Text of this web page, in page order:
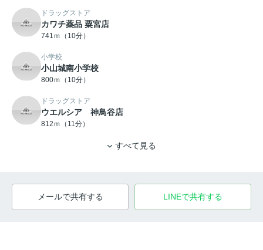
ドラッグストア
カワチ薬品 粟宮店
741ｍ（10分）
小学校
小山城南小学校
800ｍ（10分）
ドラッグストア
ウエルシア 神鳥谷店
812ｍ（11分）
すべて見る
メールで共有する LINEで共有する